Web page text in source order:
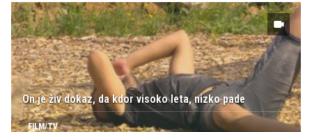
On je živ dokaz, da kdor visoko leta, nizko pade
FILM/TV